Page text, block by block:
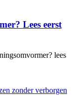
Lees eerst
lees